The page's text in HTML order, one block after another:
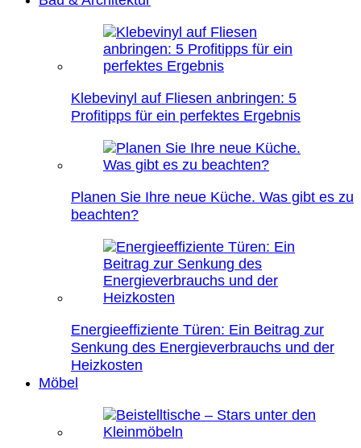
Klebevinyl auf Fliesen anbringen: 5
Profitipps für ein perfektes Ergebnis
Planen Sie Ihre neue Küche. Was gibt es zu
beachten?
Energieeffiziente Türen: Ein Beitrag zur
Senkung des Energieverbrauchs und der
Heizkosten
Möbel